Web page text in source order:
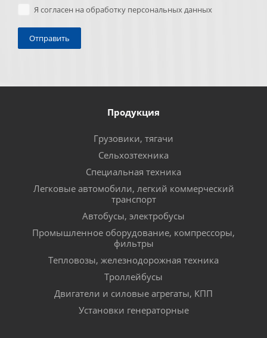
Я согласен на обработку персональных данных
Продукция
Грузовики, тягачи
Сельхозтехника
Специальная техника
Легковые автомобили, легкий коммерческий
транспорт
Автобусы, электробусы
Промышленное оборудование, компрессоры,
фильтры
Тепловозы, железнодорожная техника
Троллейбусы
Двигатели и силовые агрегаты, КПП
Установки генераторные